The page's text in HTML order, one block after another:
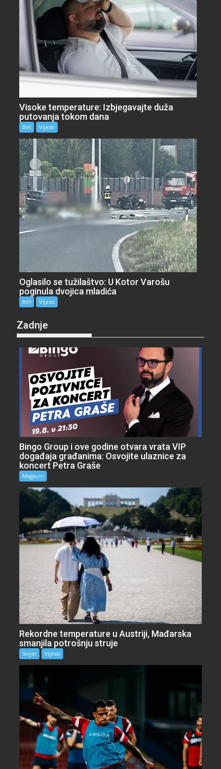
Visoke temperature: Izbjegavajte duža
putovanja tokom dana
BiH Vijesti
Oglasilo se tužilaštvo: U Kotor Varošu
poginula dvojica mladića
BiH Vijesti
Zadnje
Bingo Group i ove godine otvara vrata VIP
događaja građanima: Osvojite ulaznice za
koncert Petra Graše
Magazin
Rekordne temperature u Austriji, Mađarska
smanjila potrošnju struje
Svijet Vijesti